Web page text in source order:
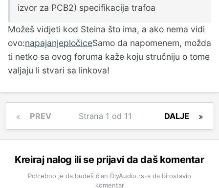
izvor za PCB2) specifikacija trafoa
Možeš vidjeti kod Steina što ima, a ako nema vidi
ovo:napajanjepločiceSamo da napomenem, možda
ti netko sa ovog foruma kaže koju stručniju o tome
valjaju li stvari sa linkova!
PREV DALJE
Strana 1 od 11
Kreiraj nalog ili se prijavi da daš komentar
Potrebno je da budeš član DiyAudio.rs-a da bi ostavio
komentar